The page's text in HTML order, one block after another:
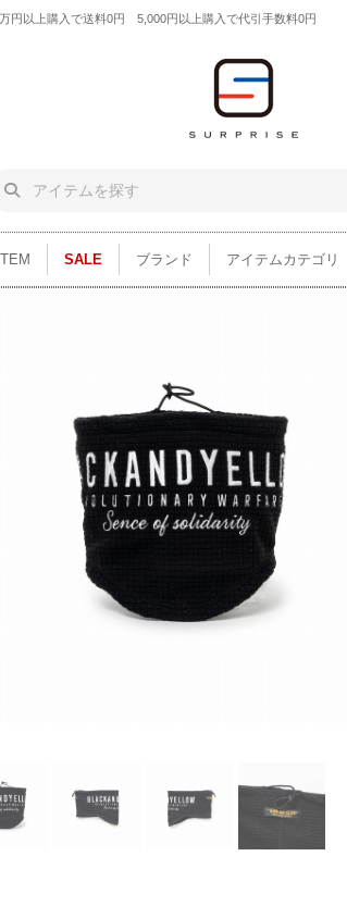
円以上購入で送料0円 5,000円以上購入で代引手数料0円
SALE ブランド アイテムカテゴリ